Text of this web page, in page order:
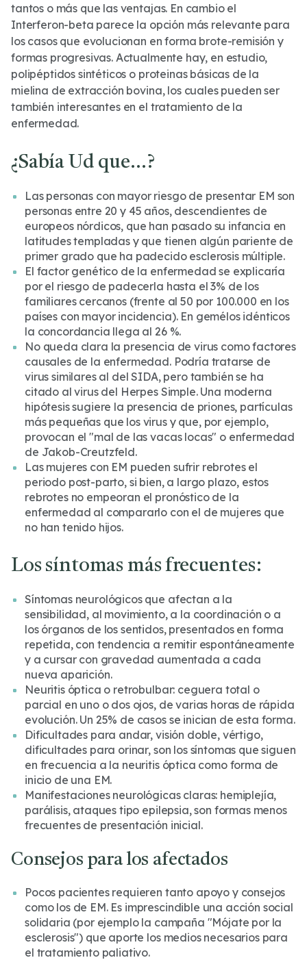
tantos o más que las ventajas. En cambio el
Interferon-beta parece la opción más relevante para
los casos que evolucionan en forma brote-remisión y
formas progresivas. Actualmente hay, en estudio,
polipéptidos sintéticos o proteinas básicas de la
mielina de extracción bovina, los cuales pueden ser
también interesantes en el tratamiento de la
enfermedad.
¿Sabía Ud que…?
Las personas con mayor riesgo de presentar EM son
personas entre 20 y 45 años, descendientes de
europeos nórdicos, que han pasado su infancia en
latitudes templadas y que tienen algún pariente de
primer grado que ha padecido esclerosis múltiple.
El factor genético de la enfermedad se explicaría
por el riesgo de padecerla hasta el 3% de los
familiares cercanos (frente al 50 por 100.000 en los
países con mayor incidencia). En gemélos idénticos
la concordancia llega al 26 %.
No queda clara la presencia de virus como factores
causales de la enfermedad. Podría tratarse de
virus similares al del SIDA, pero también se ha
citado al virus del Herpes Simple. Una moderna
hipótesis sugiere la presencia de priones, partículas
más pequeñas que los virus y que, por ejemplo,
provocan el "mal de las vacas locas" o enfermedad
de Jakob-Creutzfeld.
Las mujeres con EM pueden sufrir rebrotes el
periodo post-parto, si bien, a largo plazo, estos
rebrotes no empeoran el pronóstico de la
enfermedad al compararlo con el de mujeres que
no han tenido hijos.
Los síntomas más frecuentes:
Síntomas neurológicos que afectan a la
sensibilidad, al movimiento, a la coordinación o a
los órganos de los sentidos, presentados en forma
repetida, con tendencia a remitir espontáneamente
y a cursar con gravedad aumentada a cada
nueva aparición.
Neuritis óptica o retrobulbar: ceguera total o
parcial en uno o dos ojos, de varias horas de rápida
evolución. Un 25% de casos se inician de esta forma.
Dificultades para andar, visión doble, vértigo,
dificultades para orinar, son los síntomas que siguen
en frecuencia a la neuritis óptica como forma de
inicio de una EM.
Manifestaciones neurológicas claras: hemiplejía,
parálisis, ataques tipo epilepsia, son formas menos
frecuentes de presentación inicial.
Consejos para los afectados
Pocos pacientes requieren tanto apoyo y consejos
como los de EM. Es imprescindible una acción social
solidaria (por ejemplo la campaña "Mójate por la
esclerosis") que aporte los medios necesarios para
el tratamiento paliativo.